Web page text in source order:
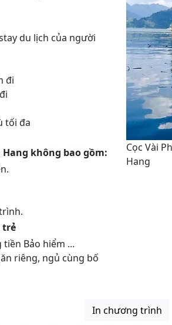
du lịch của người
đi
tối đa
Hang không bao gồm:
trẻ
Bảo hiểm ...
riêng, ngủ cùng bố
Cọc Vài
Hang
In chương trình